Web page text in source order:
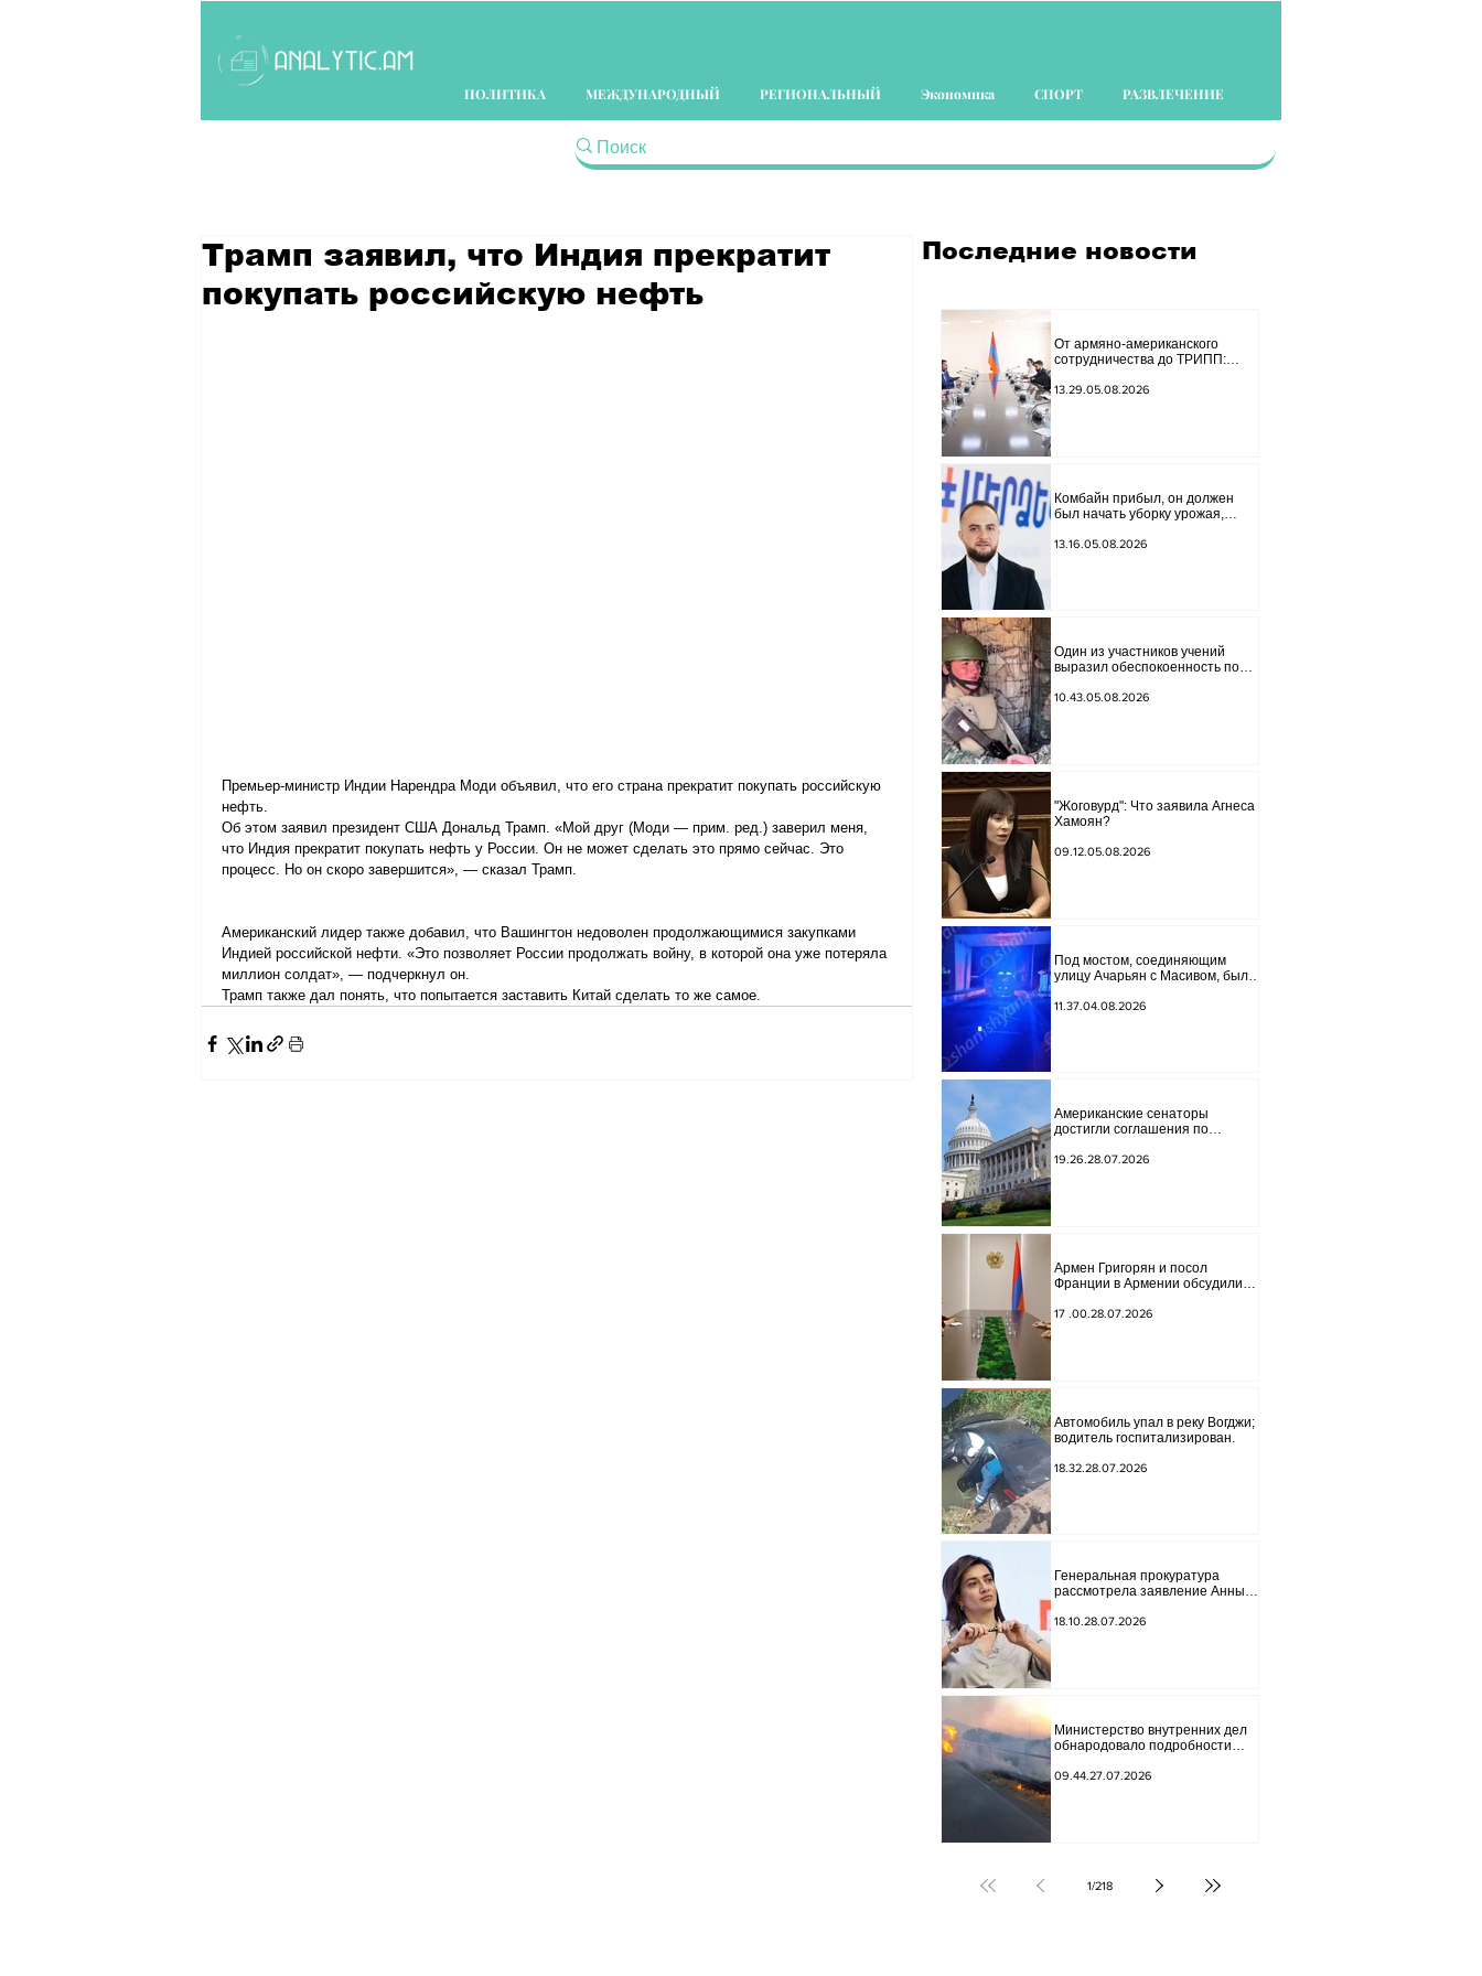
ПОЛИТИКА МЕЖДУНАРОДНЫЙ РЕГИОНАЛЬНЫЙ Экономика СПОРТ РАЗВЛЕЧЕНИЕ
Трамп заявил, что Индия прекратит
покупать российскую нефть
Премьер-министр Индии Нарендра Моди объявил, что его страна прекратит покупать российскую
нефть.
Об этом заявил президент США Дональд Трамп. «Мой друг (Моди — прим. ред.) заверил меня,
что Индия прекратит покупать нефть у России. Он не может сделать это прямо сейчас. Это
процесс. Но он скоро завершится», — сказал Трамп.
Американский лидер также добавил, что Вашингтон недоволен продолжающимися закупками
Индией российской нефти. «Это позволяет России продолжать войну, в которой она уже потеряла
миллион солдат», — подчеркнул он.
Трамп также дал понять, что попытается заставить Китай сделать то же самое.
Последние новости
От армяно-американского
сотрудничества до ТРИПП:
советника специального
13.29.05.08.2026
Комбайн прибыл, он должен
был начать уборку урожая,
постановление о запрете
13.16.05.08.2026
Один из участников учений
выразил обеспокоенность по
постов в Сюнике. Начальник
10.43.05.08.2026
"Жоговурд": Что заявила Агнеса
Хамоян?
09.12.05.08.2026
Под мостом, соединяющим
улицу Ачарьян с Масивом, было
котором были найдены две
11.37.04.08.2026
Американские сенаторы
достигли соглашения по
новых санкций против России и
19.26.28.07.2026
Армен Григорян и посол
Франции в Армении обсудили
стратегического партнерства.
17 .00.28.07.2026
Автомобиль упал в реку Вогджи;
водитель госпитализирован.
18.32.28.07.2026
Генеральная прокуратура
рассмотрела заявление Анны
18.10.28.07.2026
Министерство внутренних дел
обнародовало подробности
09.44.27.07.2026
1/218